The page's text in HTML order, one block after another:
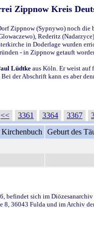
Zippnow Kreis
Zippnow (Sypnywo) noch
Rederitz
in Doderlage wurden
- in Zippnow getauft
Lüdtke aus Köln. Er weist auf
der Abschrift kann es aber
<< 3361 3364 3367
Geburt des
befindet sich im
8, 36043 Fulda und im Archiv